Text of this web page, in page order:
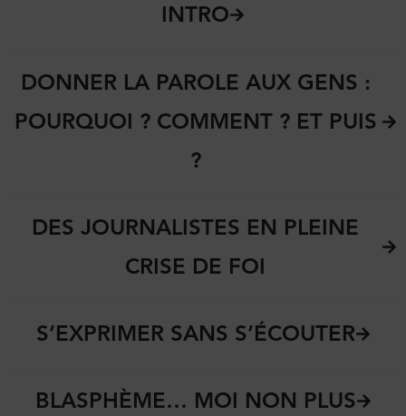
INTRO
DONNER LA PAROLE AUX GENS :
POURQUOI ? COMMENT ? ET PUIS
?
DES JOURNALISTES EN PLEINE
CRISE DE FOI
S’EXPRIMER SANS S’ÉCOUTER
BLASPHÈME… MOI NON PLUS